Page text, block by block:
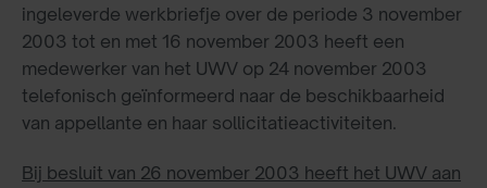
ingeleverde werkbriefje over de periode 3 november
2003 tot en met 16 november 2003 heeft een
medewerker van het UWV op 24 november 2003
telefonisch geïnformeerd naar de beschikbaarheid
van appellante en haar sollicitatieactiviteiten.
Bij besluit van 26 november 2003 heeft het UWV aan